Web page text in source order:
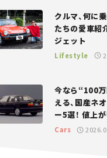
クルマ、何に
たちの愛車紹
ジェット
Lifestyle
今なら“100
える、国産ネ
ー5選！ 値上
い、中古車探し
Cars